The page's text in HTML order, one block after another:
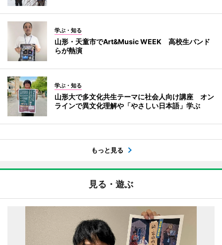
学ぶ・知る
山形・天童市でArt&Music WEEK 高校生バンド
らが熱演
学ぶ・知る
山形大で多文化共生テーマに社会人向け講座 オン
ラインで異文化理解や「やさしい日本語」学ぶ
もっと見る
見る・遊ぶ